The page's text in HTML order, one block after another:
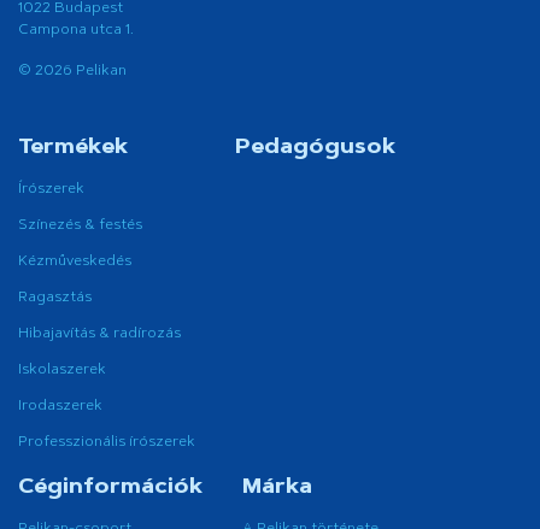
1022 Budapest
Campona utca 1.
© 2026 Pelikan
Termékek
Írószerek
Színezés & festés
Kézműveskedés
Ragasztás
Hibajavítás & radírozás
Iskolaszerek
Irodaszerek
Professzionális írószerek
Pedagógusok
Céginformációk Márka